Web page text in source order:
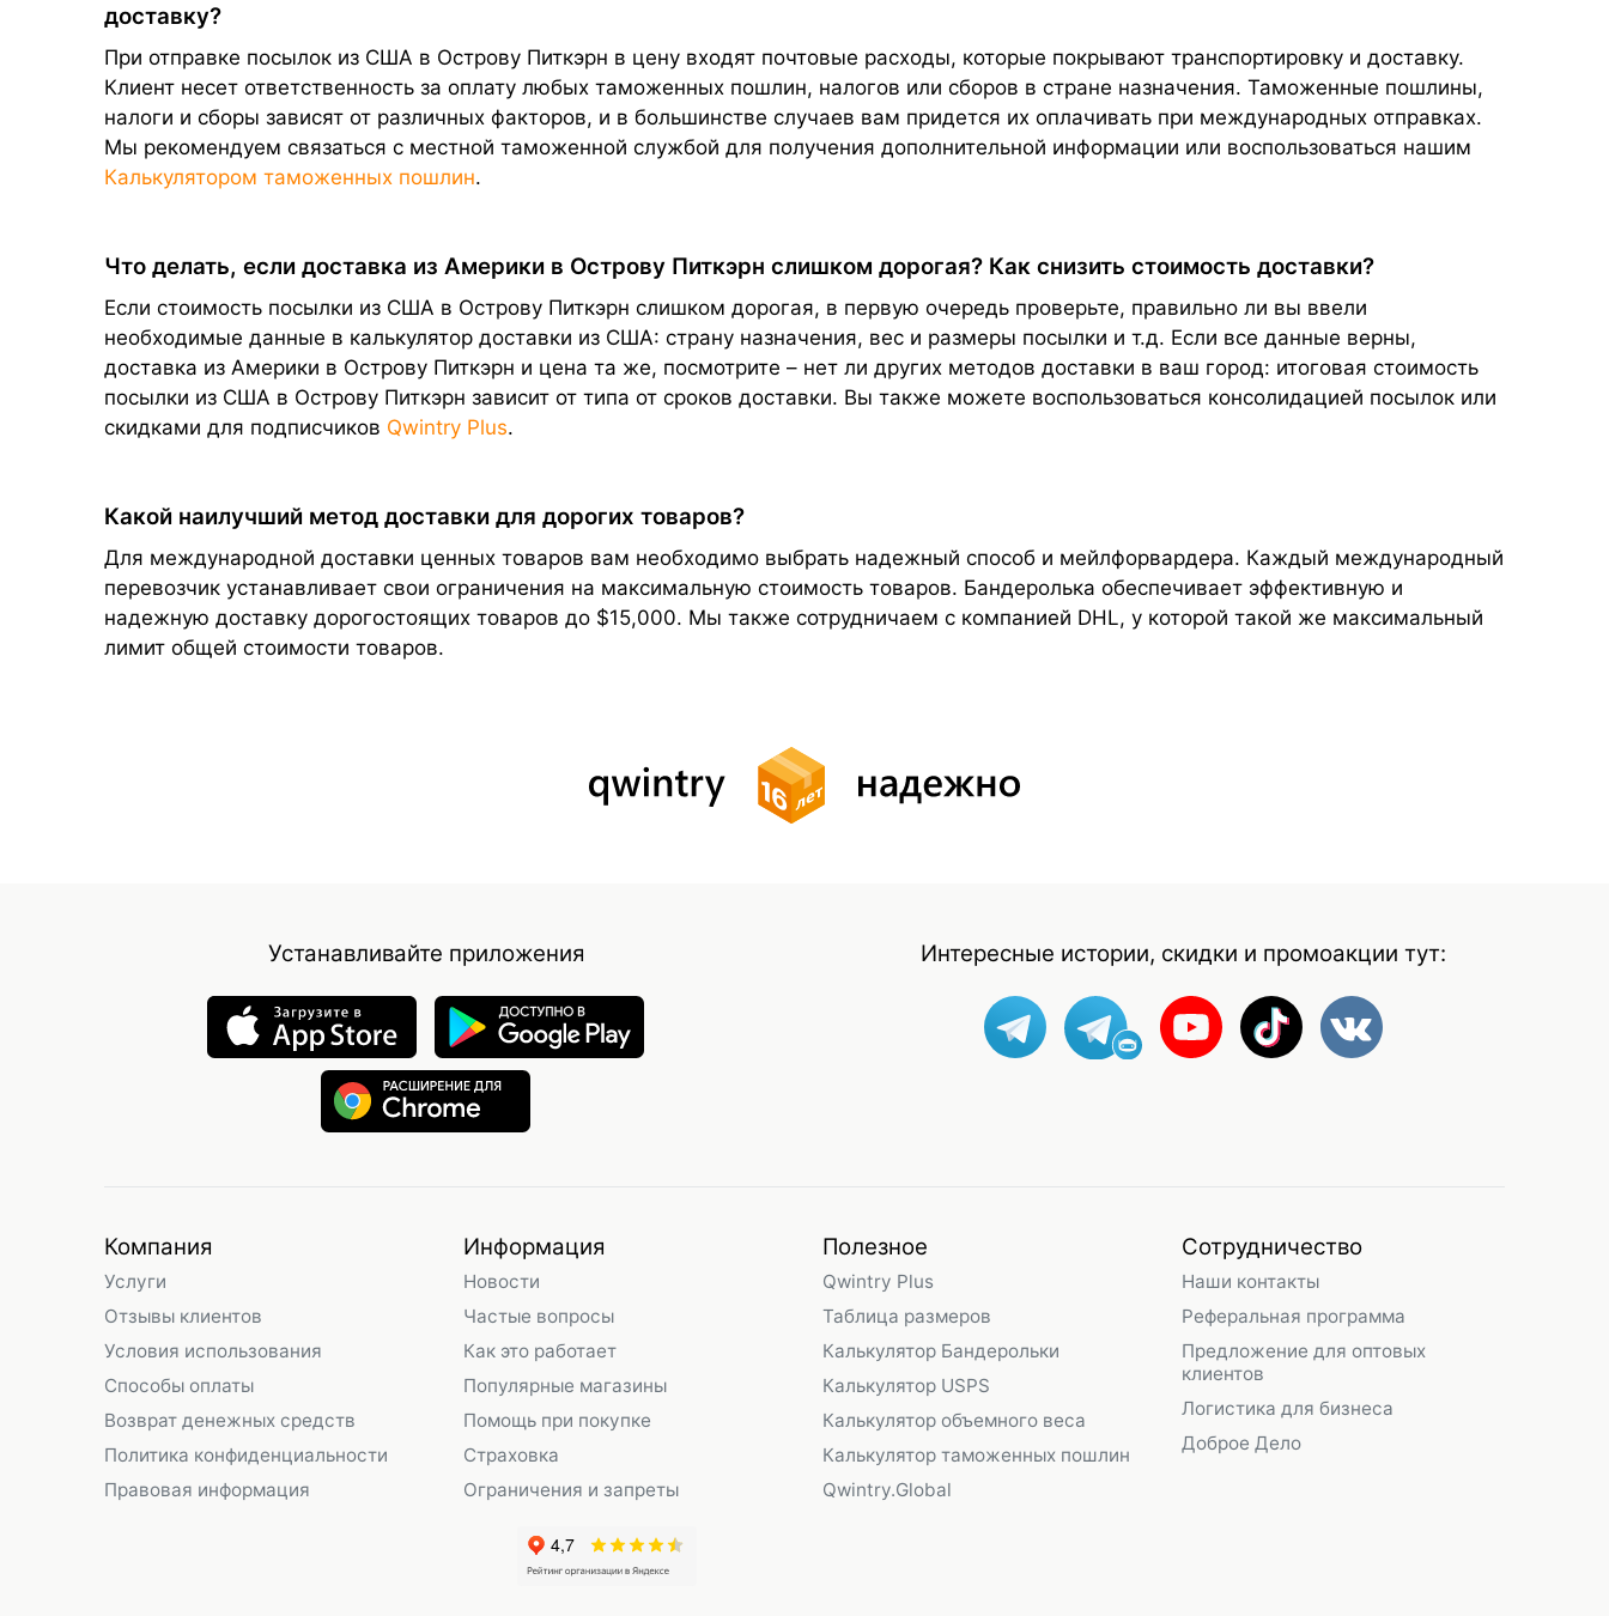
доставку?
При отправке посылок из США в Острову Питкэрн в цену входят почтовые расходы, которые покрывают транспортировку и доставку.
Клиент несет ответственность за оплату любых таможенных пошлин, налогов или сборов в стране назначения. Таможенные пошлины,
налоги и сборы зависят от различных факторов, и в большинстве случаев вам придется их оплачивать при международных отправках.
Мы рекомендуем связаться с местной таможенной службой для получения дополнительной информации или воспользоваться нашим
Калькулятором таможенных пошлин.
Что делать, если доставка из Америки в Острову Питкэрн слишком дорогая? Как снизить стоимость доставки?
Если стоимость посылки из США в Острову Питкэрн слишком дорогая, в первую очередь проверьте, правильно ли вы ввели
необходимые данные в калькулятор доставки из США: страну назначения, вес и размеры посылки и т.д. Если все данные верны,
доставка из Америки в Острову Питкэрн и цена та же, посмотрите – нет ли других методов доставки в ваш город: итоговая стоимость
посылки из США в Острову Питкэрн зависит от типа от сроков доставки. Вы также можете воспользоваться консолидацией посылок или
скидками для подписчиков Qwintry Plus.
Какой наилучший метод доставки для дорогих товаров?
Для международной доставки ценных товаров вам необходимо выбрать надежный способ и мейлфорвардера. Каждый международный
перевозчик устанавливает свои ограничения на максимальную стоимость товаров. Бандеролька обеспечивает эффективную и
надежную доставку дорогостоящих товаров до $15,000. Мы также сотрудничаем с компанией DHL, у которой такой же максимальный
лимит общей стоимости товаров.
Устанавливайте приложения Интересные истории, скидки и промоакции тут:
Компания
Услуги
Отзывы клиентов
Условия использования
Способы оплаты
Возврат денежных средств
Политика конфиденциальности
Правовая информация
Информация
Новости
Частые вопросы
Как это работает
Популярные магазины
Помощь при покупке
Страховка
Ограничения и запреты
Полезное
Qwintry Plus
Таблица размеров
Калькулятор Бандерольки
Калькулятор USPS
Калькулятор объемного веса
Калькулятор таможенных пошлин
Qwintry.Global
Сотрудничество
Наши контакты
Реферальная программа
Предложение для оптовых
клиентов
Логистика для бизнеса
Доброе Дело